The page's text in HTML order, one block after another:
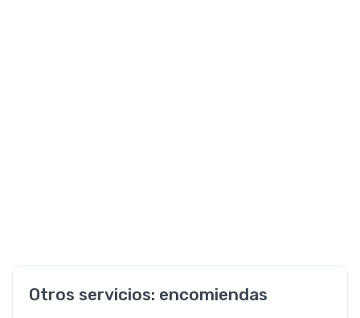
Otros servicios: encomiendas